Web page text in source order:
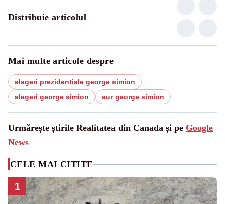
Distribuie articolul
Mai multe articole despre
alageri prezidentiale george simion
alegeri george simion
aur george simion
Urmărește știrile Realitatea din Canada și pe Google
News
CELE MAI CITITE
1